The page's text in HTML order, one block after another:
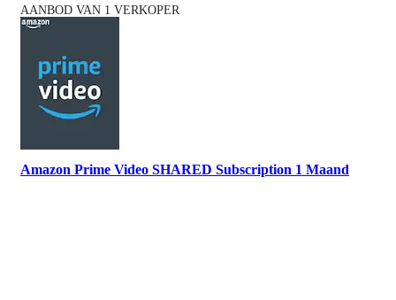
AANBOD VAN 1 VERKOPER
Amazon Prime Video SHARED Subscription 1 Maand